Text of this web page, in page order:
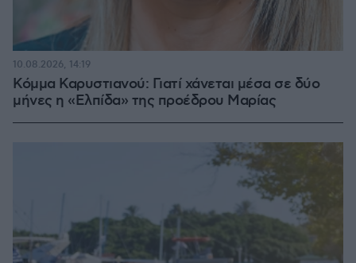
Κόμμα Καρυστιανού: Γιατί χάνεται μέσα σε δύο
μήνες η «Ελπίδα» της προέδρου Μαρίας
10.08.2026, 14:19